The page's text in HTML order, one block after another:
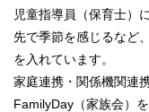
児童指導員（保育士）
先で季節を感じるなど
を入れています。
家庭連携・関係機関連
FamilyDay（家族会）